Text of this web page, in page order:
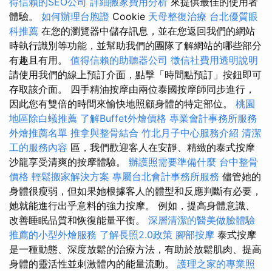
體驗。 如何辦理台胞證 Cookie 天母整復治療 台北優質眼
科推薦 在您的瀏覽器中儲存訊息，並在您返回我們的網站
時執行識別等功能，並幫助我們的團隊了解網站的哪些部分
有趣且有用。 值得信賴的助聽器公司 徵信社費用透明說明
請使用我們的線上預訂介面，點擊「時間點預訂」按鈕即可
存取該介面。 四手精油按摩由兩位泰國按摩師同步進行，
因此您有雙倍的時間來愉快地照顧身體的特定部位。 桃園
地區除白蟻推薦 了解Buffet外燴價格 專業會計事務所服務
外燴推薦名單 推拿與整骨結合 竹北月子中心服務介紹 清潔
工的服務內容 區，我們歡迎客人在安靜、精緻的泰式按摩
沙龍享受清爽的按摩體驗。 辦護照需要準備什麼 台中整骨
價格 輕鬆搬家解決方案 專屬台北會計事務所服務 儘管她的
身體很瘦弱，但如果她根據客人的體型和反應判斷有必要，
她就能進行出乎意料的強力按摩。 例如，提高身體意識、
改善睡眠品質和恢復能量平衡。 深層清潔的醫美做臉體驗
推薦的小型外燴服務 了解長照2.0政策 腳部按摩 泰式按摩
是一種動態、深度放鬆的治療方法，有助於放鬆肌肉、提高
身體的靈活性並刺激體內的能量流動。 護理之家的專業照